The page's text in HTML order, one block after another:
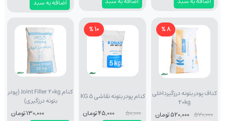
اضافه به سبد
8 %
کناف پودر بتونه درزگیرداخلی
20kg
570,000 520,000 تومان
10 %
کنام پودر بتونه نقاشی KG 5
50,000 45,000 تومان
کنام Joint Filler 20kg (پودر
بتونه درزگیری)
130,000 تومان